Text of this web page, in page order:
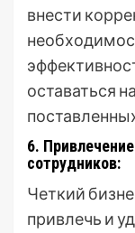
внести
оставаться
6.
сотрудников:
Четкий
привлечь и